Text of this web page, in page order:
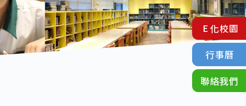
E化校園
行事曆
聯絡我們